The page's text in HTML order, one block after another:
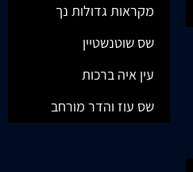
מקראות גדולות נך
שס שוטנשטיין
עין איה ברכות
שס עוז והדר מורחב